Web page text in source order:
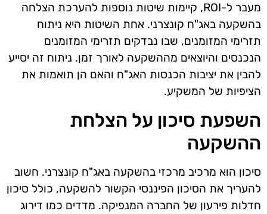
מעבר ל-ROI, קיימות שיטות נוספות להערכת הצלחה
בהשקעה באג"ח קונצרני. אחת השיטות היא ניתוח
תזרימי המזומנים, שבו נבדקים תזרימי המזומנים
הנכנסים והיוצאים מההשקעה לאורך זמן. ניתוח זה יסייע
להבין את יציבות הכנסות האג"ח והאם הן תואמות את
הציפיות של המשקיע.
השפעת סיכון על הצלחת
ההשקעה
סיכון הוא מרכיב מרכזי בהשקעה באג"ח קונצרני. חשוב
להעריך את הסיכון הפיננסי הקשור להשקעה, כולל סיכון
חדלות פירעון של החברה המנפיקה. מדדים כמו דירוג